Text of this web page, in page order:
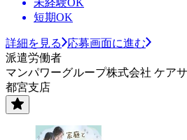
短期OK
詳細を見る
応募画面に進む
派遣労働者
マンパワーグループ株式会社 ケア
都宮支店